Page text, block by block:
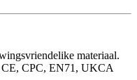
materiaal.
CE, CPC, EN71, UKCA